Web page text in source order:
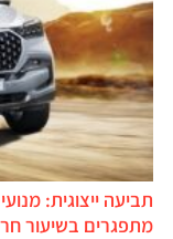
תביעה ייצוגית:
מתפגרים בשיעור